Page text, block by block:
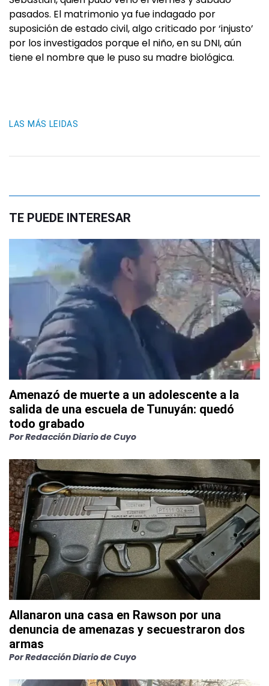
pasados. El matrimonio ya fue indagado por
suposición de estado civil, algo criticado por ‘injusto’
por los investigados porque el niño, en su DNI, aún
tiene el nombre que le puso su madre biológica.
LAS MÁS LEIDAS
TE PUEDE INTERESAR
Amenazó de muerte a un adolescente a la
salida de una escuela de Tunuyán: quedó
todo grabado
PorRedacción Diario de Cuyo
Allanaron una casa en Rawson por una
denuncia de amenazas y secuestraron dos
armas
PorRedacción Diario de Cuyo